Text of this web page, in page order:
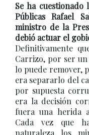
Se ha
Públicas Rafael
ministro de la
debió actuar el
Definitivamente
Carrizo, por ser
lo puede remover,
era separarlo del
por supuesta
era la decisión
fuera una herida
Cada vez que
naturaleza los